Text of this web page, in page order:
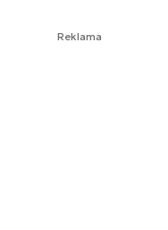
Reklama